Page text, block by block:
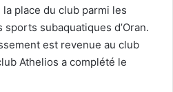
place du club parmi les
subaquatiques d’Oran.
est revenue au club
Athelios a complété le